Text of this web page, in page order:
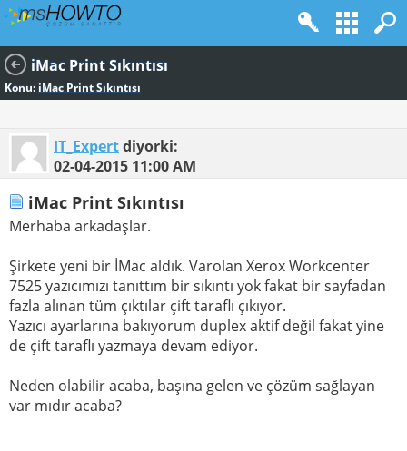
iMac Print Sıkıntısı
Konu: iMac Print Sıkıntısı
IT_Expertdiyorki:
02-04-2015 11:00 AM
iMac Print Sıkıntısı
Merhaba arkadaşlar.
Şirkete yeni bir İMac aldık. Varolan Xerox Workcenter
7525 yazıcımızı tanıttım bir sıkıntı yok fakat bir sayfadan
fazla alınan tüm çıktılar çift taraflı çıkıyor.
Yazıcı ayarlarına bakıyorum duplex aktif değil fakat yine
de çift taraflı yazmaya devam ediyor.
Neden olabilir acaba, başına gelen ve çözüm sağlayan
var mıdır acaba?